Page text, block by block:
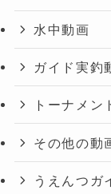
水中動画
ガイド実釣
トーナメン
その他の動
うえんつガ